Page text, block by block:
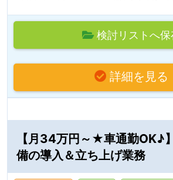
検討リストへ保
詳細を見る
【月34万円～★車通勤OK♪
備の導入＆立ち上げ業務